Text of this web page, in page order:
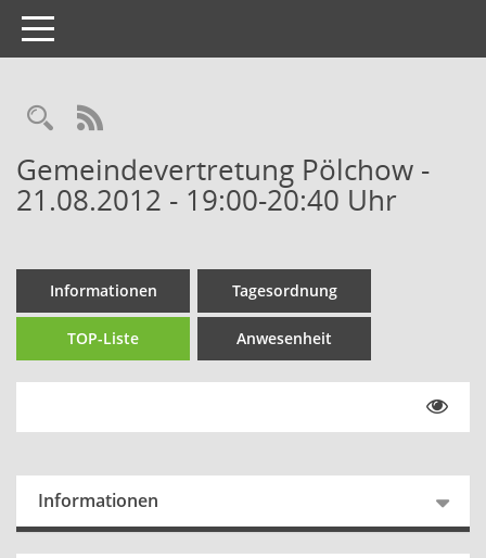
Toggle
navigation
Gemeindevertretung Pölchow -
21.08.2012 - 19:00-20:40 Uhr
Informationen Tagesordnung
TOP-Liste Anwesenheit
Informationen